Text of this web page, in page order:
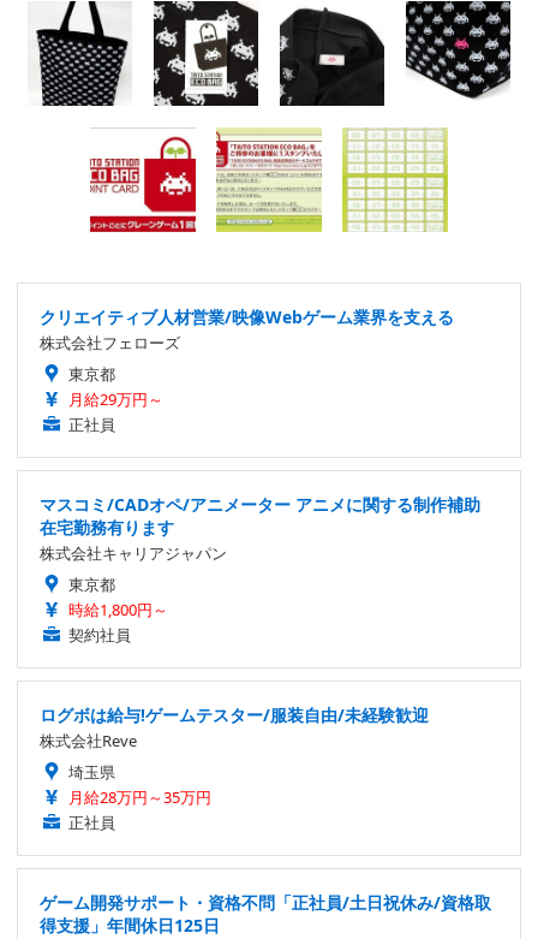
クリエイティブ人材営業/映像Webゲーム業界を支える
株式会社フェローズ
東京都
月給29万円～
正社員
マスコミ/CADオペ/アニメーター アニメに関する制作補助
在宅勤務有ります
株式会社キャリアジャパン
東京都
時給1,800円～
契約社員
ログボは給与!ゲームテスター/服装自由/未経験歓迎
株式会社Reve
埼玉県
月給28万円～35万円
正社員
ゲーム開発サポート・資格不問「正社員/土日祝休み/資格取
得支援」年間休日125日